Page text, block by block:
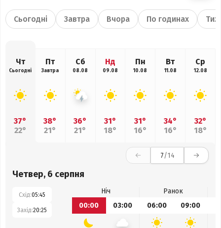
Сьогодні Завтра Вчора По годинах
Чт
Сьогодні
37°
22°
Пт
Завтра
38°
21°
Сб
08.08
36°
21°
Нд
09.08
31°
18°
Пн
10.08
31°
16°
Вт
11.08
34°
16°
Ср
12.08
32°
18°
7/14
Четвер, 6 серпня
Схід:05:45
Захід:20:25
Ніч
Ранок
00:00
03:00 06:00 09:00